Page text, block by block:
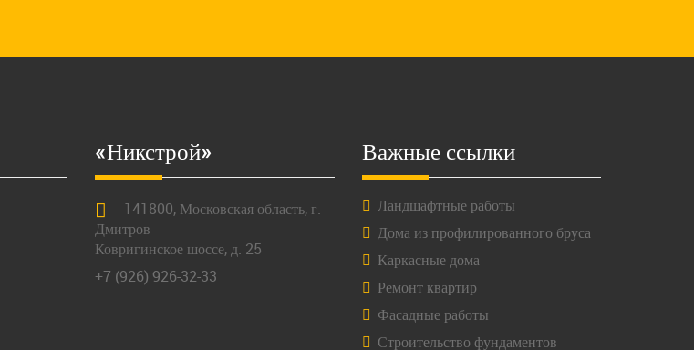
«Никстрой»
141800, Московская область, г.
Дмитров
Ковригинское шоссе, д. 25
+7 (926) 926-32-33
Важные ссылки
Ландшафтные работы
Дома из профилированного бруса
Каркасные дома
Ремонт квартир
Фасадные работы
Строительство фундаментов